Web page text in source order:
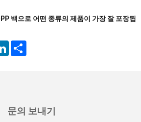
백으로 어떤 종류의 제품이 가장 잘 포장됩
LinkedIn
문의 보내기